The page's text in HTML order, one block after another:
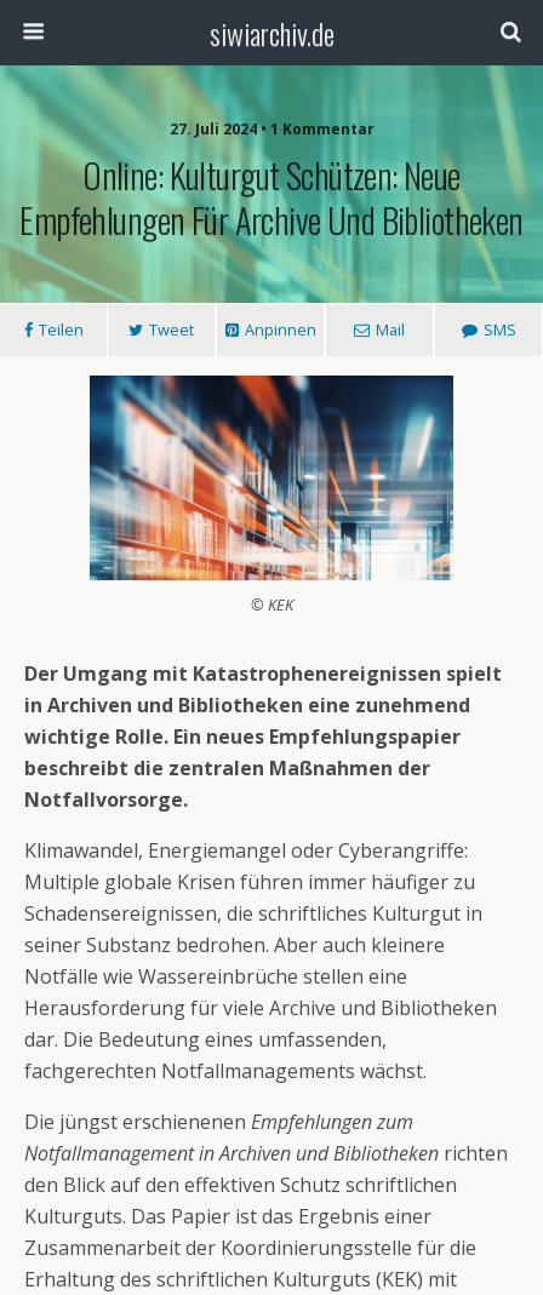
siwiarchiv.de
27. Juli 2024 • 1 Kommentar
Online: Kulturgut Schützen: Neue
Empfehlungen Für Archive Und Bibliotheken
Teilen Tweet Anpinnen Mail SMS
© KEK
Der Umgang mit Katastrophenereignissen spielt
in Archiven und Bibliotheken eine zunehmend
wichtige Rolle. Ein neues Empfehlungspapier
beschreibt die zentralen Maßnahmen der
Notfallvorsorge.
Klimawandel, Energiemangel oder Cyberangriffe:
Multiple globale Krisen führen immer häufiger zu
Schadensereignissen, die schriftliches Kulturgut in
seiner Substanz bedrohen. Aber auch kleinere
Notfälle wie Wassereinbrüche stellen eine
Herausforderung für viele Archive und Bibliotheken
dar. Die Bedeutung eines umfassenden,
fachgerechten Notfallmanagements wächst.
Die jüngst erschienenen Empfehlungen zum
Notfallmanagement in Archiven und Bibliotheken richten
den Blick auf den effektiven Schutz schriftlichen
Kulturguts. Das Papier ist das Ergebnis einer
Zusammenarbeit der Koordinierungsstelle für die
Erhaltung des schriftlichen Kulturguts (KEK) mit